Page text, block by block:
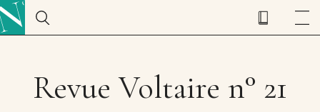
Revue Voltaire n° 21